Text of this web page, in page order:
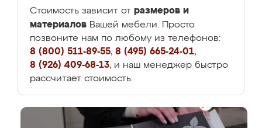
Стоимость зависит от размеров и
материалов Вашей мебели. Просто
позвоните нам по любому из телефонов:
8 (800) 511-89-55, 8 (495) 665-24-01,
8 (926) 409-68-13, и наш менеджер быстро
рассчитает стоимость.